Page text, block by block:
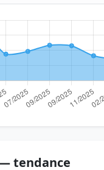
tendance